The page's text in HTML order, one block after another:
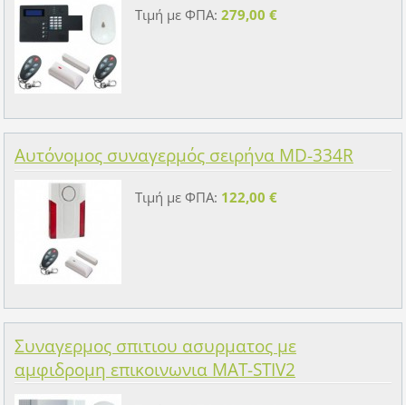
Τιμή με ΦΠΑ: 279,00 €
Αυτόνομος συναγερμός σειρήνα MD-334R
Τιμή με ΦΠΑ: 122,00 €
Συναγερμος σπιτιου ασυρματος με
αμφιδρομη επικοινωνια MAT-STIV2